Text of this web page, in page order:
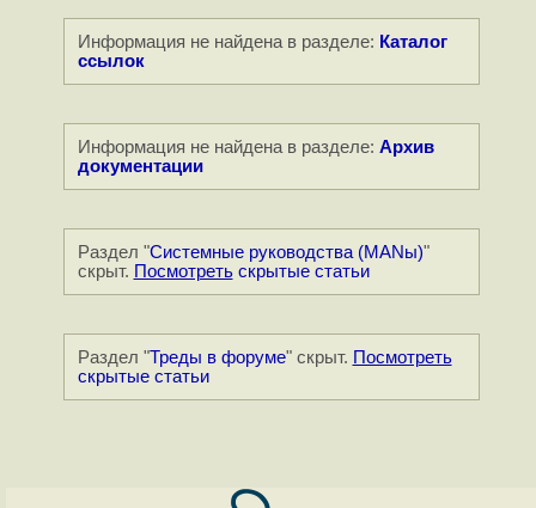
Информация не найдена в разделе: Каталог
ссылок
Информация не найдена в разделе: Архив
документации
Раздел "Системные руководства (MANы)"
скрыт. Посмотретьскрытые статьи
Раздел "Треды в форуме" скрыт. Посмотреть
скрытые статьи